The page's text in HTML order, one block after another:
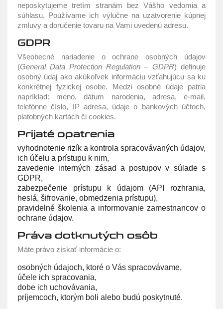
neposkytujeme tretím stranám bez Vášho vedomia a
súhlasu. Používame ich výlučne na uzatvorenie kúpnej
zmluvy a doručenie tovaru na Vami uvedenú adresu.
GDPR
Všeobecné nariadenie o ochrane osobných údajov
(General Data Protection Regulation – GDPR) definuje
osobný údaj ako akúkoľvek informáciu vzťahujúcu sa ku
konkrétnej fyzickej osobe. Medzi osobné údaje patria
napríklad: meno, dátum narodenia, adresa, e-mail,
telefónne číslo, IP adresa, údaje o bankových účtoch,
platobných kartách či cookies.
Prijaté opatrenia
vyhodnotenie rizík a kontrola spracovávaných údajov,
ich účelu a prístupu k nim,
zavedenie interných zásad a postupov v súlade s
GDPR,
zabezpečenie prístupu k údajom (API rozhrania,
heslá, šifrovanie, obmedzenia prístupu),
pravidelné školenia a informovanie zamestnancov o
ochrane údajov.
Práva dotknutých osôb
Máte právo získať informácie o:
osobných údajoch, ktoré o Vás spracovávame,
účele ich spracovania,
dobe ich uchovávania,
príjemcoch, ktorým boli alebo budú poskytnuté.